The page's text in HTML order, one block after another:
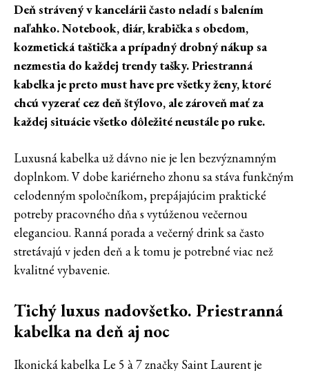
Deň strávený v kancelárii často neladí s balením
naľahko. Notebook, diár, krabička s obedom,
kozmetická taštička a prípadný drobný nákup sa
nezmestia do každej trendy tašky. Priestranná
kabelka je preto must have pre všetky ženy, ktoré
chcú vyzerať cez deň štýlovo, ale zároveň mať za
každej situácie všetko dôležité neustále po ruke.
Luxusná kabelka už dávno nie je len bezvýznamným
doplnkom. V dobe kariérneho zhonu sa stáva funkčným
celodenným spoločníkom, prepájajúcim praktické
potreby pracovného dňa s vytúženou večernou
eleganciou. Ranná porada a večerný drink sa často
stretávajú v jeden deň a k tomu je potrebné viac než
kvalitné vybavenie.
Tichý luxus nadovšetko. Priestranná
kabelka na deň aj noc
Ikonická kabelka Le 5 à 7 značky Saint Laurent je